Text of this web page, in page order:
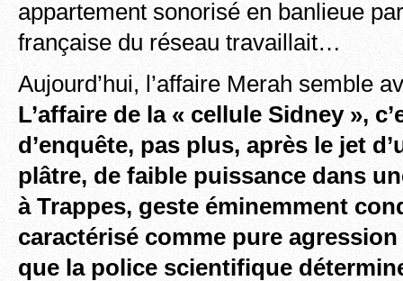
appartement sonorisé en banlieue
française du réseau travaillait…
Aujourd’hui, l’affaire Merah semble
L’affaire de la « cellule Sidney »,
d’enquête, pas plus, après le jet
plâtre, de faible puissance dans
à Trappes, geste éminemment
caractérisé comme pure
que la police scientifique